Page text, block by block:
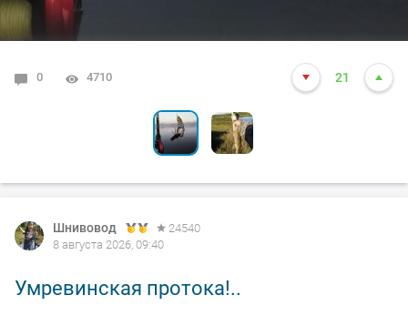
0 4710 21
0 3445 9
Шнивовод
24540
8 августа 2026, 09:40
Умревинская протока!..